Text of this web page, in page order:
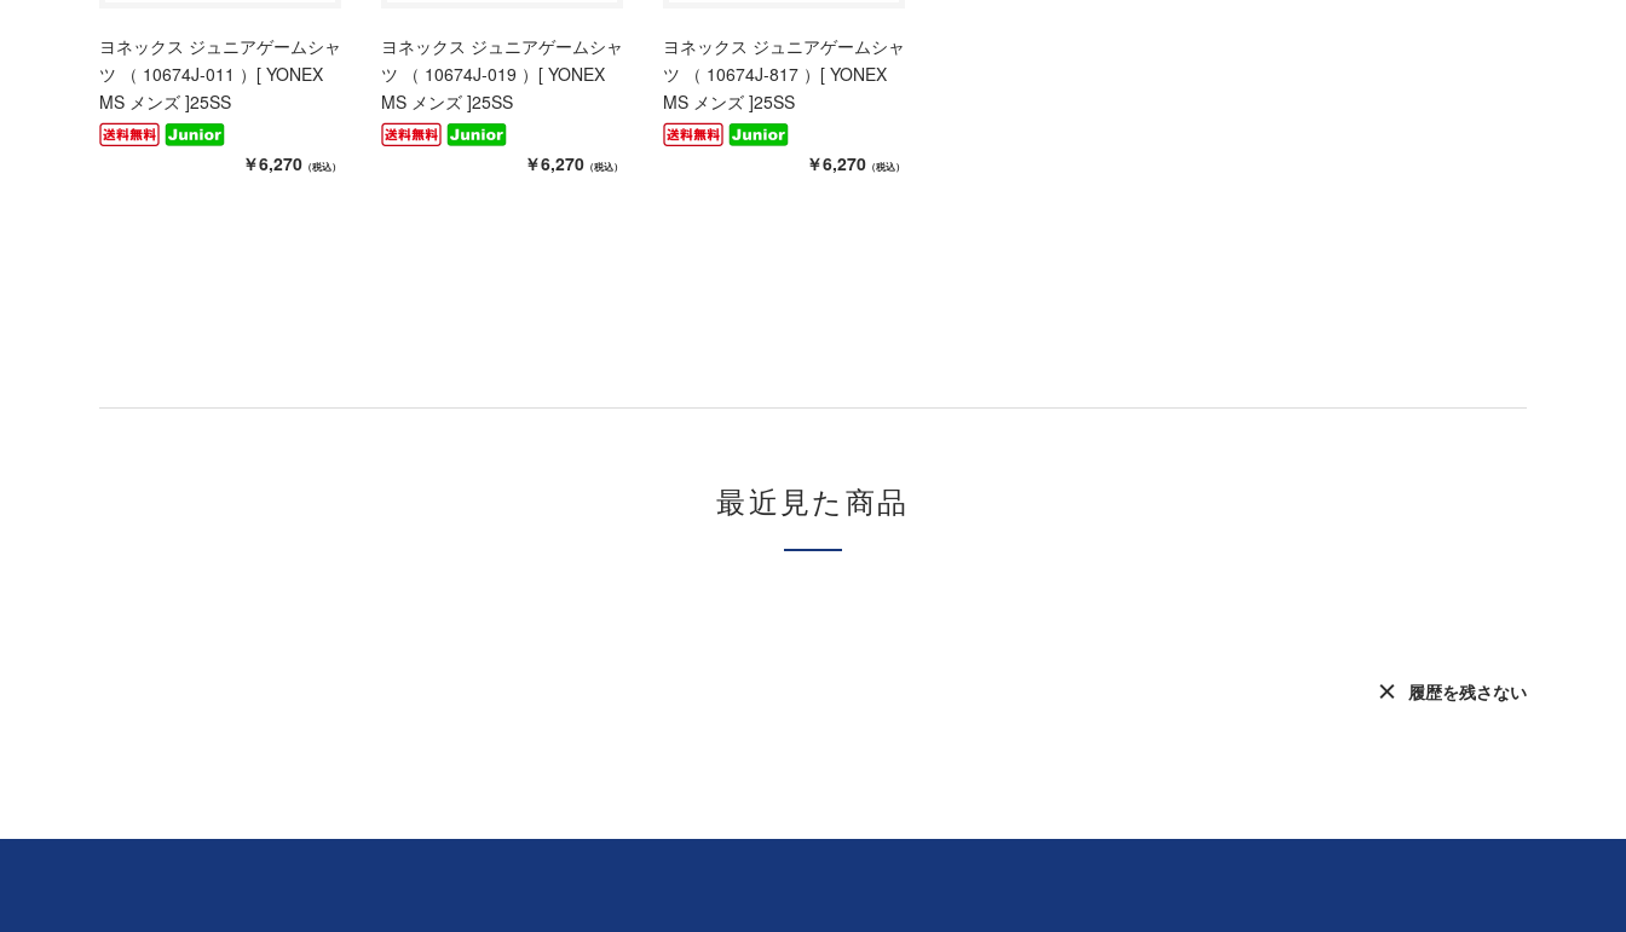
ヨネックス ジュニアゲームシャ
ツ （ 10674J-011 ）[ YONEX
MS メンズ ]25SS
￥6,270 （税込）
ヨネックス ジュニアゲームシャ
ツ （ 10674J-019 ）[ YONEX
MS メンズ ]25SS
￥6,270 （税込）
ヨネックス ジュニアゲームシャ
ツ （ 10674J-817 ）[ YONEX
MS メンズ ]25SS
￥6,270 （税込）
最近見た商品
履歴を残さない